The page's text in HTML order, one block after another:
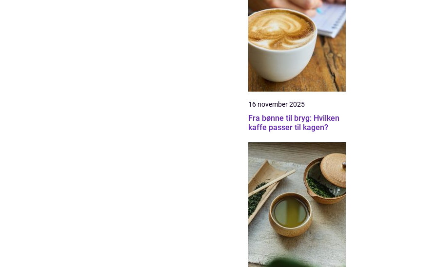
16 november 2025
Fra bønne til bryg: Hvilken
kaffe passer til kagen?